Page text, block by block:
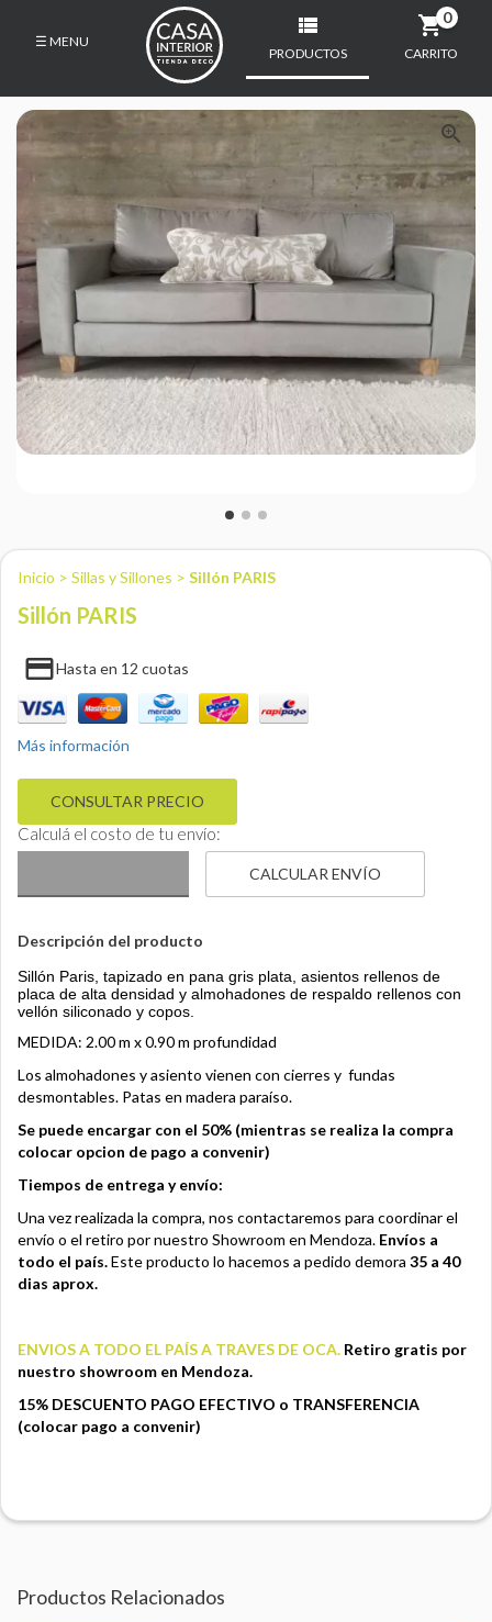
PRODUCTOS
DECO
SILLONES
MUEBLES
ALMOHADONES
MESA
ALFOMBRAS
DORMITORIO
KIDS
CONTACTO
CÓMO COMPRAR
CREAR CUENTA
☰ MENU
PRODUCTOS CARRITO
0

Inicio > Sillas y Sillones > Sillón PARIS
Sillón PARIS
paymentHasta en 12 cuotas
Más información
Calculá el costo de tu envío:
CALCULAR ENVÍO
Descripción del producto
Sillón Paris, tapizado en pana gris plata, asientos rellenos de
placa de alta densidad y almohadones de respaldo rellenos con
vellón siliconado y copos.
MEDIDA: 2.00 m x 0.90 m profundidad
Los almohadones y asiento vienen con cierres y fundas
desmontables. Patas en madera paraíso.
Se puede encargar con el 50% (mientras se realiza la compra
colocar opcion de pago a convenir)
Tiempos de entrega y envío:
Una vez realizada la compra, nos contactaremos para coordinar el
envío o el retiro por nuestro Showroom en Mendoza. Envíos a
todo el país.Este producto lo hacemos a pedido demora 35 a 40
dias aprox.
ENVIOS A TODO EL PAÍS A TRAVES DE OCA. Retiro gratis por
nuestro showroom en Mendoza.
15% DESCUENTO PAGO EFECTIVO o TRANSFERENCIA
(colocar pago a convenir)
Productos Relacionados